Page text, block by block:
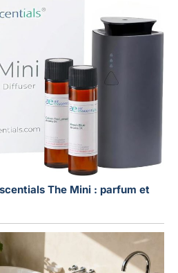
The Mini : parfum et